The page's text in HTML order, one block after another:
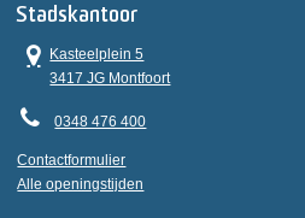
Stadskantoor
Kasteelplein 5
3417 JG Montfoort
0348 476 400
Contactformulier
Alle openingstijden